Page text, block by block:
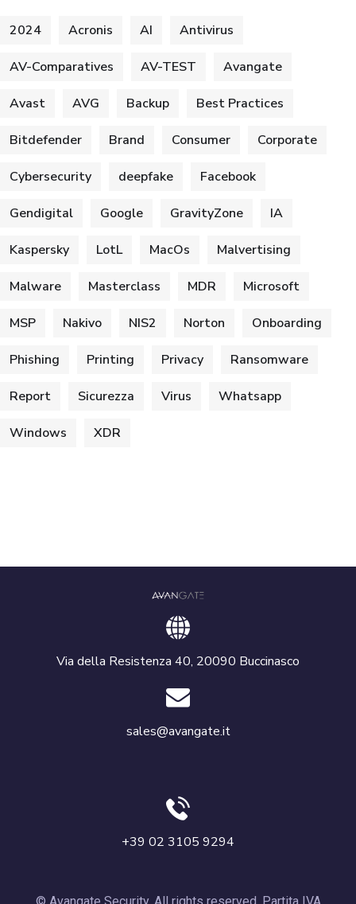
2024 Acronis AI Antivirus
AV-Comparatives AV-TEST Avangate
Avast AVG Backup Best Practices
Bitdefender Brand Consumer Corporate
Cybersecurity deepfake Facebook
Gendigital Google GravityZone IA
Kaspersky LotL MacOs Malvertising
Malware Masterclass MDR Microsoft
MSP Nakivo NIS2 Norton Onboarding
Phishing Printing Privacy Ransomware
Report Sicurezza Virus Whatsapp
Windows XDR
Via della Resistenza 40, 20090 Buccinasco
sales@avangate.it
+39 02 3105 9294